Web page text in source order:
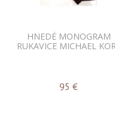
HNEDÉ MONOGRAM
RUKAVICE MICHAEL
95 €